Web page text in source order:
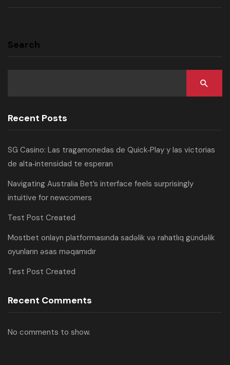
Search
Recent Posts
SG Casino: Las tragamonedas de Quick‑Play y las victorias
de alta‑intensidad te esperan
Navigating Australia Bet’s interface feels surprisingly
intuitive for newcomers
Test Post Created
Mostbet onlayn platformasında sadəlik və rahatlıq gündəlik
oyunların əsas məqamıdır
Test Post Created
Recent Comments
No comments to show.